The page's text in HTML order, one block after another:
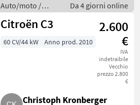
Auto/moto /
Berline
Da 4 giorni online
Citroën C3
2.600
€
IVA
indetraibile
Vecchio
prezzo 2.800
€
60 CV/44 kW Anno prod. 2010
Christoph Kronberger